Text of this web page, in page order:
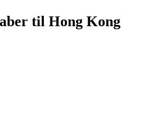
til Hong Kong